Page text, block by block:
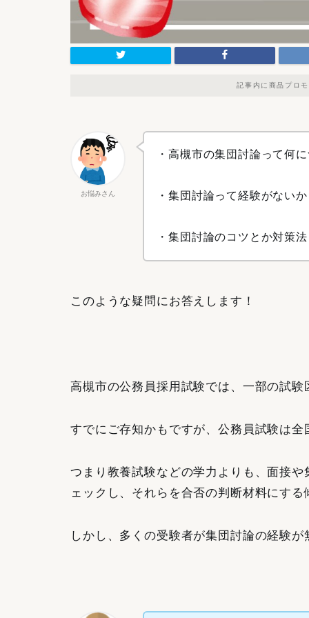
記事内に商品プロ
お悩みさん
・高槻市の集団討論って何
・集団討論って経験がない
・集団討論のコツとか対策
このような疑問にお答えします！
高槻市の公務員採用試験では、一部の試
すでにご存知かもですが、公務員試験は全
つまり教養試験などの学力よりも、面接
ェックし、それらを合否の判断材料にす
しかし、多くの受験者が集団討論の経験が